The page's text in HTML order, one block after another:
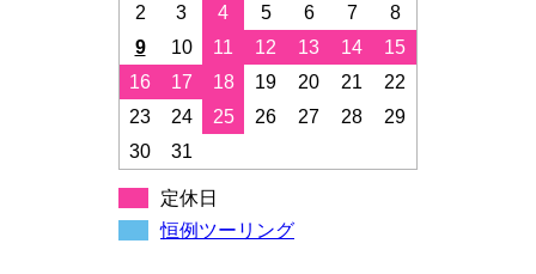
2
3 4 5 6 7
8
9
10 11 12 13 14
15
16
17 18 19 20 21
22
23
24 25 26 27 28
29
30
31
定休日
恒例ツーリング